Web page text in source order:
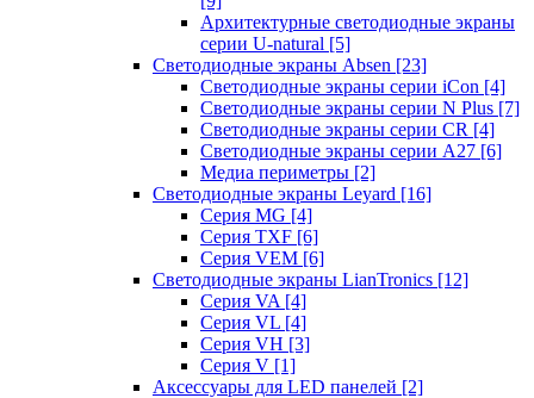
Архитектурные светодиодные экраны
серии U-natural [5]
Светодиодные экраны Absen [23]
Светодиодные экраны серии iCon [4]
Светодиодные экраны серии N Plus [7]
Светодиодные экраны серии CR [4]
Светодиодные экраны серии А27 [6]
Медиа периметры [2]
Светодиодные экраны Leyard [16]
Серия MG [4]
Серия TXF [6]
Серия VEM [6]
Светодиодные экраны LianTronics [12]
Серия VA [4]
Серия VL [4]
Серия VH [3]
Серия V [1]
Аксессуары для LED панелей [2]